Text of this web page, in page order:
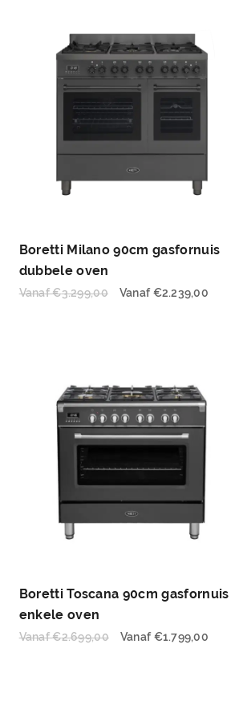
Boretti Milano 90cm gasfornuis
dubbele oven
Vanaf€3.299,00 Vanaf€2.239,00
Boretti Toscana 90cm gasfornuis
enkele oven
Vanaf€2.699,00 Vanaf€1.799,00